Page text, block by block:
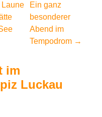
Laune
Ein ganz
besonderer
Abend im
Tempodrom →
im
Luckau